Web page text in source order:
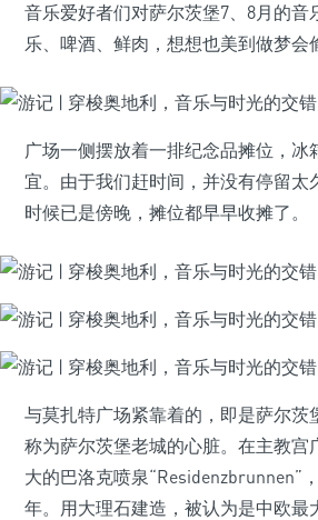
音乐爱好者们对萨尔茨堡7、8月的音
乐、啤酒、鲜肉，想想也美到做梦会
广场一侧摆放着一排纪念品摊位，冰
宜。由于我们赶时间，并没有停留太
时候已是傍晚，摊位都早早收摊了。
与莫扎特广场紧靠着的，即是萨尔茨
称为萨尔茨堡老城的心脏。在主教宫
大的巴洛克喷泉“Residenzbrunnen”
年。用大理石建造，被认为是中欧最